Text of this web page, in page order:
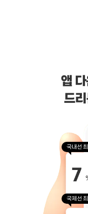
앱
드
국내선
국제선
통신판매업신고 : 제주
호스팅 사업자 : AWS
주소 : 제주특별자치도 제주
Copyright ⓒ Jeju Air. All